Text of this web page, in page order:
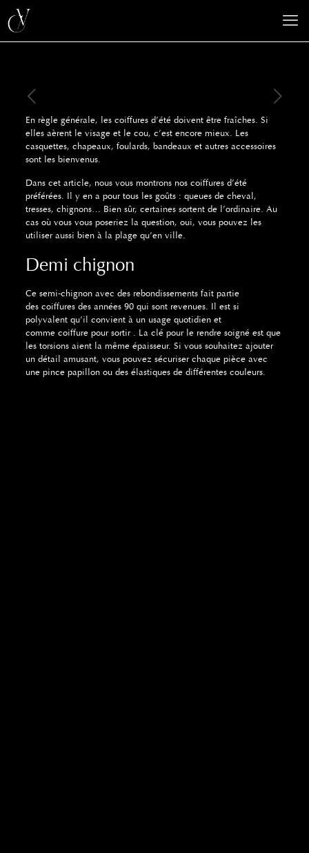
En règle générale, les coiffures d’été doivent être fraîches. Si
elles aèrent le visage et le cou, c’est encore mieux. Les
casquettes, chapeaux, foulards, bandeaux et autres accessoires
sont les bienvenus.
Dans cet article, nous vous montrons nos coiffures d’été
préférées. Il y en a pour tous les goûts : queues de cheval,
tresses, chignons… Bien sûr, certaines sortent de l’ordinaire. Au
cas où vous vous poseriez la question, oui, vous pouvez les
utiliser aussi bien à la plage qu’en ville.
Demi chignon
Ce semi-chignon avec des rebondissements fait partie
des coiffures des années 90 qui sont revenues. Il est si
polyvalent qu’il convient à un usage quotidien et
comme coiffure pour sortir . La clé pour le rendre soigné est que
les torsions aient la même épaisseur. Si vous souhaitez ajouter
un détail amusant, vous pouvez sécuriser chaque pièce avec
une pince papillon ou des élastiques de différentes couleurs.